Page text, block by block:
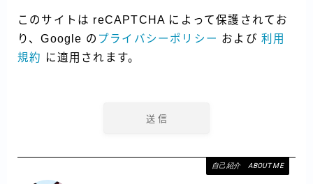
このサイトは reCAPTCHA によって保護されてお
り、Google の プライバシーポリシー および利用
規約 に適用されます。
自己紹介 ABOUT ME